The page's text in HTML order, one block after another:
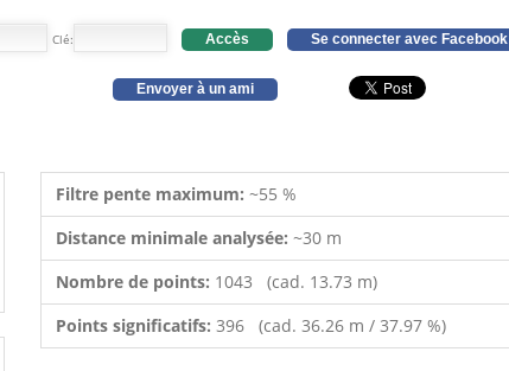
Clé: Accès Se connecter avec Facebook
Envoyer à un ami
Filtre pente maximum: ~55 %
Distance minimale analysée: ~30 m
Nombre de points: 1043 (cad. 13.73 m)
Points significatifs: 396 (cad. 36.26 m / 37.97 %)